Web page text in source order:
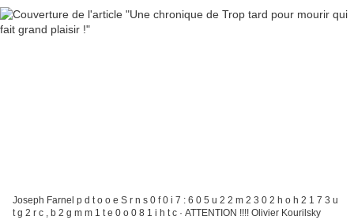
Joseph Farnel p d t o o e S r n s 0 f 0 i 7 : 6 0 5 u 2 2 m 2 3 0 2 h o h 2 1 7 3 u
t g 2 r c , b 2 g m m 1 t e 0 o 0 8 1 i h t c · ATTENTION !!!! Olivier Kourilsky